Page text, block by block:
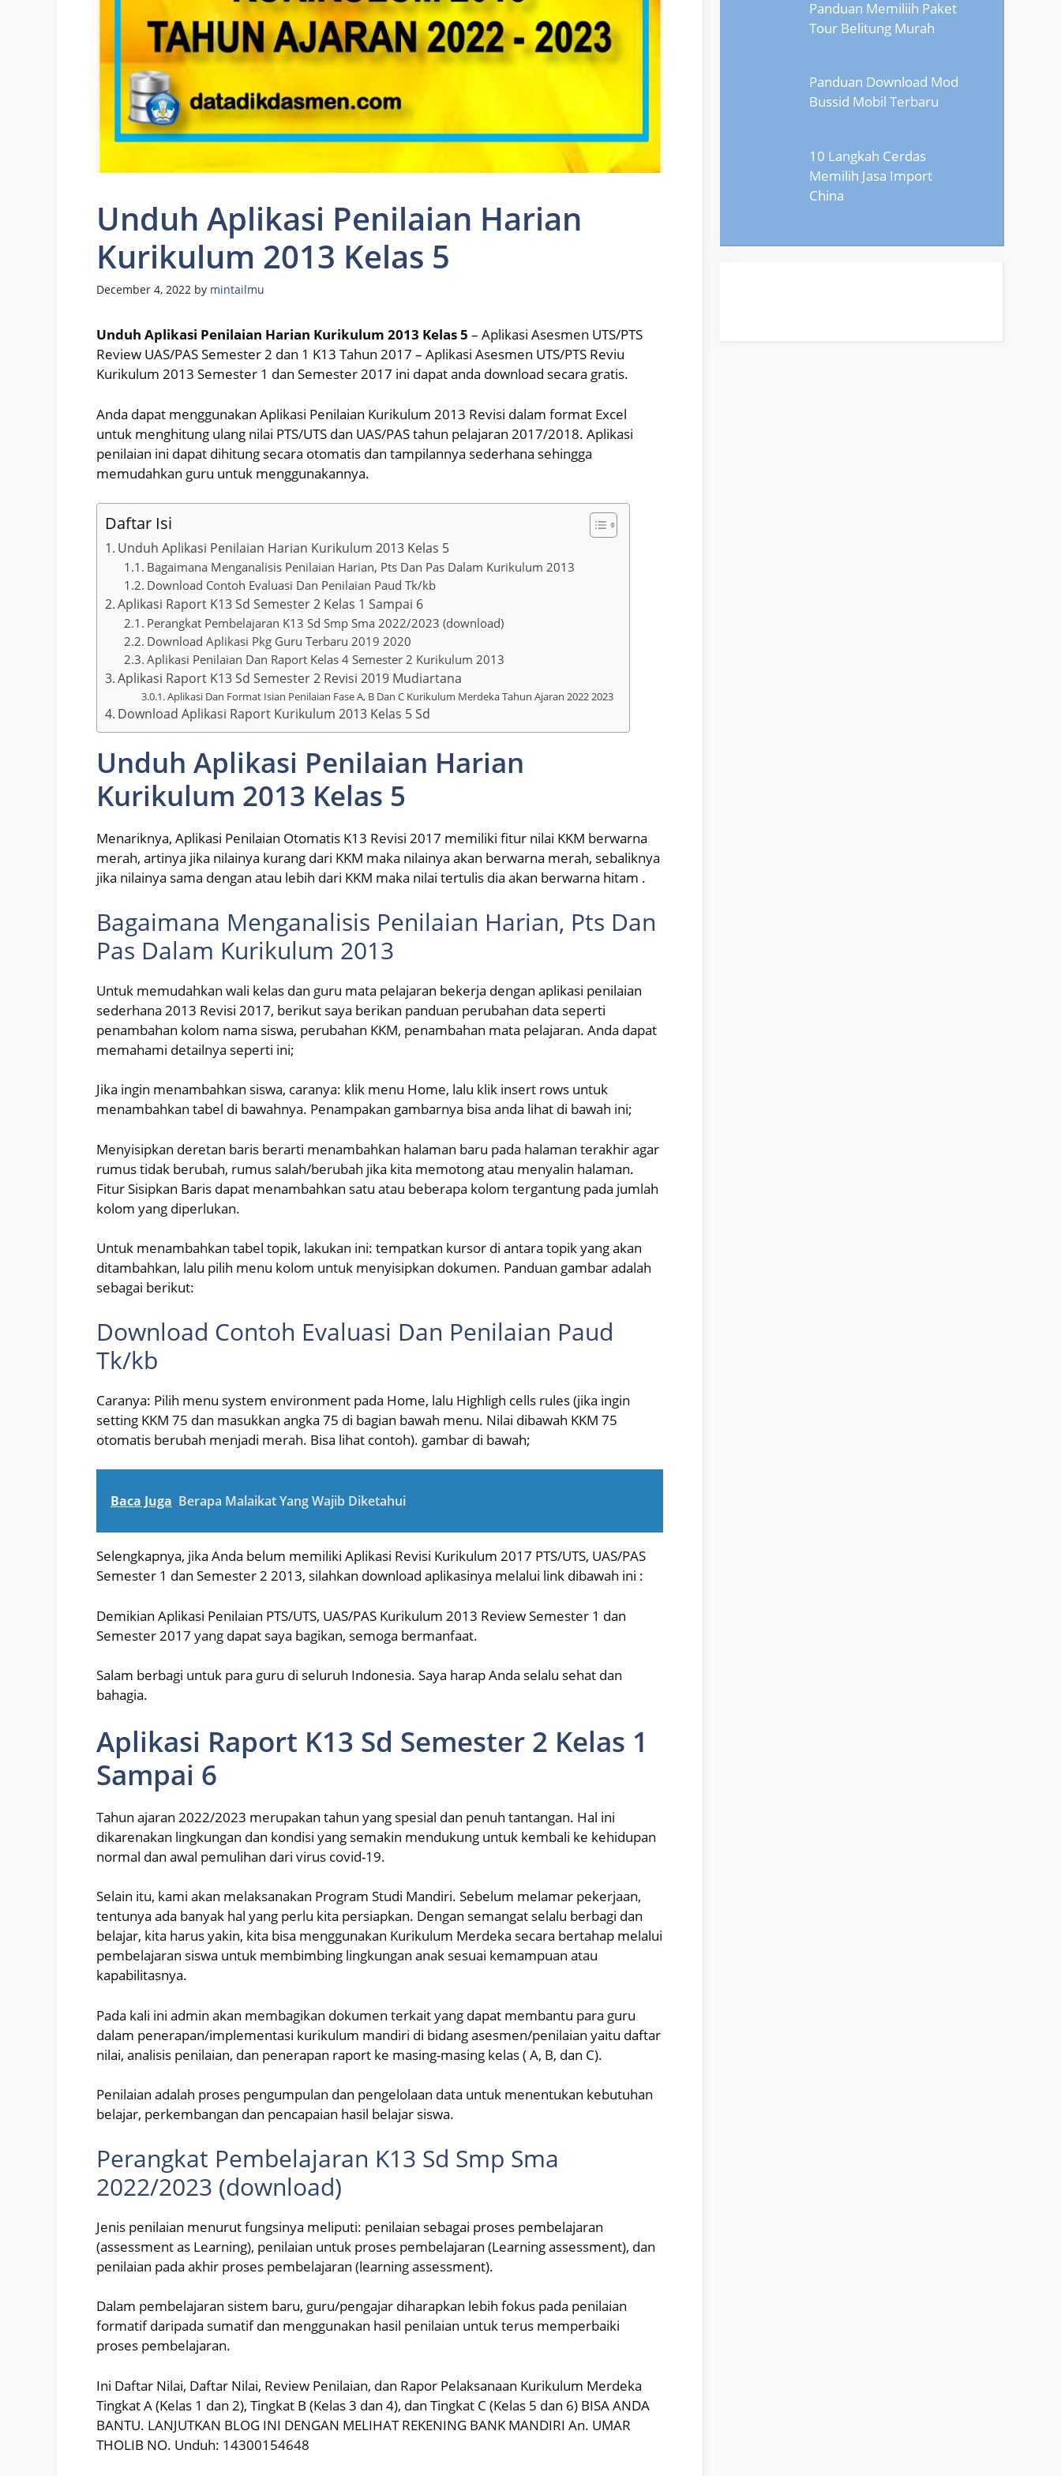
Unduh Aplikasi Penilaian Harian
Kurikulum 2013 Kelas 5
December 4, 2022 by mintailmu
Unduh Aplikasi Penilaian Harian Kurikulum 2013 Kelas 5 – Aplikasi Asesmen UTS/PTS
Review UAS/PAS Semester 2 dan 1 K13 Tahun 2017 – Aplikasi Asesmen UTS/PTS Reviu
Kurikulum 2013 Semester 1 dan Semester 2017 ini dapat anda download secara gratis.
Anda dapat menggunakan Aplikasi Penilaian Kurikulum 2013 Revisi dalam format Excel
untuk menghitung ulang nilai PTS/UTS dan UAS/PAS tahun pelajaran 2017/2018. Aplikasi
penilaian ini dapat dihitung secara otomatis dan tampilannya sederhana sehingga
memudahkan guru untuk menggunakannya.
Daftar Isi
Unduh Aplikasi Penilaian Harian Kurikulum 2013 Kelas 5
Bagaimana Menganalisis Penilaian Harian, Pts Dan Pas Dalam Kurikulum 2013
Download Contoh Evaluasi Dan Penilaian Paud Tk/kb
Aplikasi Raport K13 Sd Semester 2 Kelas 1 Sampai 6
Perangkat Pembelajaran K13 Sd Smp Sma 2022/2023 (download)
Download Aplikasi Pkg Guru Terbaru 2019 2020
Aplikasi Penilaian Dan Raport Kelas 4 Semester 2 Kurikulum 2013
Aplikasi Raport K13 Sd Semester 2 Revisi 2019 Mudiartana
Aplikasi Dan Format Isian Penilaian Fase A, B Dan C Kurikulum Merdeka Tahun Ajaran 2022 2023
Download Aplikasi Raport Kurikulum 2013 Kelas 5 Sd
Unduh Aplikasi Penilaian Harian
Kurikulum 2013 Kelas 5
Menariknya, Aplikasi Penilaian Otomatis K13 Revisi 2017 memiliki fitur nilai KKM berwarna
merah, artinya jika nilainya kurang dari KKM maka nilainya akan berwarna merah, sebaliknya
jika nilainya sama dengan atau lebih dari KKM maka nilai tertulis dia akan berwarna hitam .
Bagaimana Menganalisis Penilaian Harian, Pts Dan
Pas Dalam Kurikulum 2013
Untuk memudahkan wali kelas dan guru mata pelajaran bekerja dengan aplikasi penilaian
sederhana 2013 Revisi 2017, berikut saya berikan panduan perubahan data seperti
penambahan kolom nama siswa, perubahan KKM, penambahan mata pelajaran. Anda dapat
memahami detailnya seperti ini;
Jika ingin menambahkan siswa, caranya: klik menu Home, lalu klik insert rows untuk
menambahkan tabel di bawahnya. Penampakan gambarnya bisa anda lihat di bawah ini;
Menyisipkan deretan baris berarti menambahkan halaman baru pada halaman terakhir agar
rumus tidak berubah, rumus salah/berubah jika kita memotong atau menyalin halaman.
Fitur Sisipkan Baris dapat menambahkan satu atau beberapa kolom tergantung pada jumlah
kolom yang diperlukan.
Untuk menambahkan tabel topik, lakukan ini: tempatkan kursor di antara topik yang akan
ditambahkan, lalu pilih menu kolom untuk menyisipkan dokumen. Panduan gambar adalah
sebagai berikut:
Download Contoh Evaluasi Dan Penilaian Paud
Tk/kb
Caranya: Pilih menu system environment pada Home, lalu Highligh cells rules (jika ingin
setting KKM 75 dan masukkan angka 75 di bagian bawah menu. Nilai dibawah KKM 75
otomatis berubah menjadi merah. Bisa lihat contoh). gambar di bawah;
Baca Juga Berapa Malaikat Yang Wajib Diketahui
Selengkapnya, jika Anda belum memiliki Aplikasi Revisi Kurikulum 2017 PTS/UTS, UAS/PAS
Semester 1 dan Semester 2 2013, silahkan download aplikasinya melalui link dibawah ini :
Demikian Aplikasi Penilaian PTS/UTS, UAS/PAS Kurikulum 2013 Review Semester 1 dan
Semester 2017 yang dapat saya bagikan, semoga bermanfaat.
Salam berbagi untuk para guru di seluruh Indonesia. Saya harap Anda selalu sehat dan
bahagia.
Aplikasi Raport K13 Sd Semester 2 Kelas 1
Sampai 6
Tahun ajaran 2022/2023 merupakan tahun yang spesial dan penuh tantangan. Hal ini
dikarenakan lingkungan dan kondisi yang semakin mendukung untuk kembali ke kehidupan
normal dan awal pemulihan dari virus covid-19.
Selain itu, kami akan melaksanakan Program Studi Mandiri. Sebelum melamar pekerjaan,
tentunya ada banyak hal yang perlu kita persiapkan. Dengan semangat selalu berbagi dan
belajar, kita harus yakin, kita bisa menggunakan Kurikulum Merdeka secara bertahap melalui
pembelajaran siswa untuk membimbing lingkungan anak sesuai kemampuan atau
kapabilitasnya.
Pada kali ini admin akan membagikan dokumen terkait yang dapat membantu para guru
dalam penerapan/implementasi kurikulum mandiri di bidang asesmen/penilaian yaitu daftar
nilai, analisis penilaian, dan penerapan raport ke masing-masing kelas ( A, B, dan C).
Penilaian adalah proses pengumpulan dan pengelolaan data untuk menentukan kebutuhan
belajar, perkembangan dan pencapaian hasil belajar siswa.
Perangkat Pembelajaran K13 Sd Smp Sma
2022/2023 (download)
Jenis penilaian menurut fungsinya meliputi: penilaian sebagai proses pembelajaran
(assessment as Learning), penilaian untuk proses pembelajaran (Learning assessment), dan
penilaian pada akhir proses pembelajaran (learning assessment).
Dalam pembelajaran sistem baru, guru/pengajar diharapkan lebih fokus pada penilaian
formatif daripada sumatif dan menggunakan hasil penilaian untuk terus memperbaiki
proses pembelajaran.
Ini Daftar Nilai, Daftar Nilai, Review Penilaian, dan Rapor Pelaksanaan Kurikulum Merdeka
Tingkat A (Kelas 1 dan 2), Tingkat B (Kelas 3 dan 4), dan Tingkat C (Kelas 5 dan 6) BISA ANDA
BANTU. LANJUTKAN BLOG INI DENGAN MELIHAT REKENING BANK MANDIRI An. UMAR
THOLIB NO. Unduh: 14300154648
Panduan Memiliih Paket
Tour Belitung Murah
Panduan Download Mod
Bussid Mobil Terbaru
10 Langkah Cerdas
Memilih Jasa Import
China